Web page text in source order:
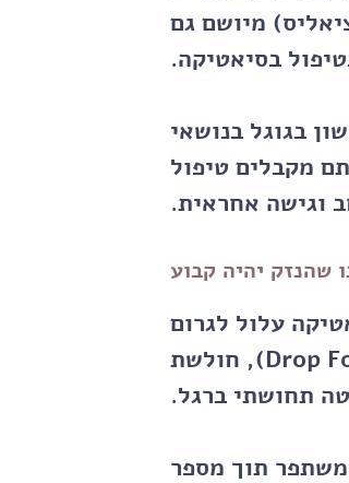
מיושם גם
בסיאטיקה.
דפים בעמוד הראשון בגוגל בנושאי
מקבלים טיפול
וגישה אחראית.
שהנזק יהיה קבוע
עלול לגרום
לניוון של סיבי העצב. זה יכול להוביל לצניחת כף רגל (Drop Foot), חולשת
תחושתי ברגל.
תוך מספר